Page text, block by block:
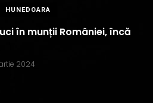
HUNEDOARA
în munții României, încă
2024